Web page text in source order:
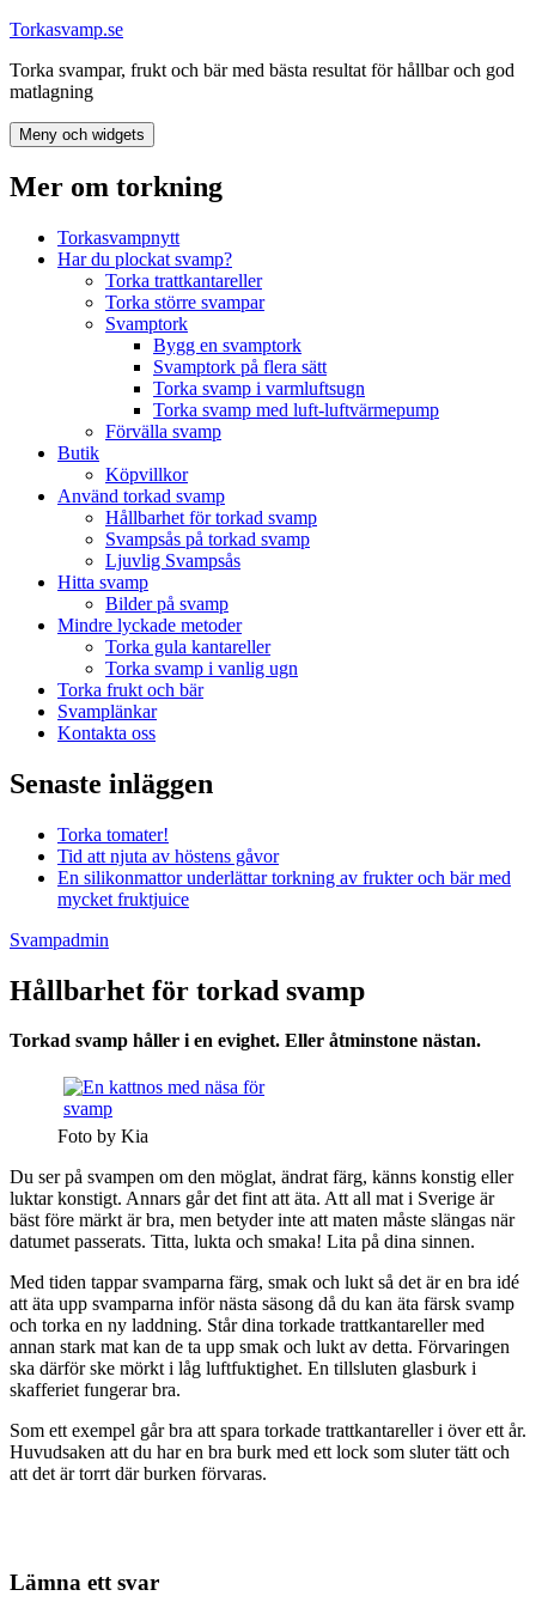
Hoppa
innehåll
Torkasvamp.se
Torka svampar, frukt och bär med bästa resultat för hållbar och god
matlagning
Meny och widgets
Mer om torkning
Torkasvampnytt
Har du plockat svamp?
Torka trattkantareller
Torka större svampar
Svamptork
Bygg en svamptork
Svamptork på flera sätt
Torka svamp i varmluftsugn
Torka svamp med luft-luftvärmepump
Förvälla svamp
Butik
Köpvillkor
Använd torkad svamp
Hållbarhet för torkad svamp
Svampsås på torkad svamp
Ljuvlig Svampsås
Hitta svamp
Bilder på svamp
Mindre lyckade metoder
Torka gula kantareller
Torka svamp i vanlig ugn
Torka frukt och bär
Svamplänkar
Kontakta oss
Senaste inläggen
Torka tomater!
Tid att njuta av höstens gåvor
En silikonmattor underlättar torkning av frukter och bär med
mycket fruktjuice
Svampadmin
Hållbarhet för torkad svamp
Torkad svamp håller i en evighet. Eller åtminstone nästan.
Foto by Kia
Du ser på svampen om den möglat, ändrat färg, känns konstig eller
luktar konstigt. Annars går det fint att äta. Att all mat i Sverige är
bäst före märkt är bra, men betyder inte att maten måste slängas när
datumet passerats. Titta, lukta och smaka! Lita på dina sinnen.
Med tiden tappar svamparna färg, smak och lukt så det är en bra idé
att äta upp svamparna inför nästa säsong då du kan äta färsk svamp
och torka en ny laddning. Står dina torkade trattkantareller med
annan stark mat kan de ta upp smak och lukt av detta. Förvaringen
ska därför ske mörkt i låg luftfuktighet. En tillsluten glasburk i
skafferiet fungerar bra.
Som ett exempel går bra att spara torkade trattkantareller i över ett år.
Huvudsaken att du har en bra burk med ett lock som sluter tätt och
att det är torrt där burken förvaras.
Lämna ett svar